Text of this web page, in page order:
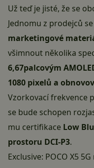
Už teď je jisté, že se
Jednomu z prodejců
marketingové
všimnout několika
6,67palcovým
1080 pixelů a
Vzorkovací frekvence
se bude schopen
mu certifikace Low
prostoru DCI-P3.
Exclusive: POCO X5